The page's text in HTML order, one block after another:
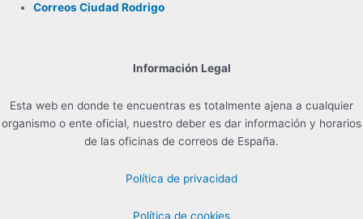
Correos Ciudad Rodrigo
Información Legal
Esta web en donde te encuentras es totalmente ajena a cualquier
organismo o ente oficial, nuestro deber es dar información y horarios
de las oficinas de correos de España.
Política de privacidad
Política de cookies